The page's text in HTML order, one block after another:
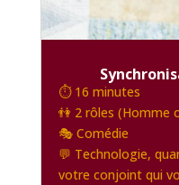
⏱️ 16 minutes
👫 2 rôles (Homme
🎭 Comédie
💬 Technologie,
votre conjoint qui